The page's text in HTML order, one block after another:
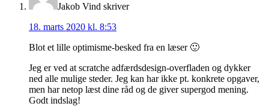
Jakob Vind skriver
18. marts 2020 kl. 8:53
Blot et lille optimisme-besked fra en læser 🙂
Jeg er ved at scratche adfærdsdesign-overfladen og dykker
ned alle mulige steder. Jeg kan har ikke pt. konkrete opgaver,
men har netop læst dine råd og de giver supergod mening.
Godt indslag!